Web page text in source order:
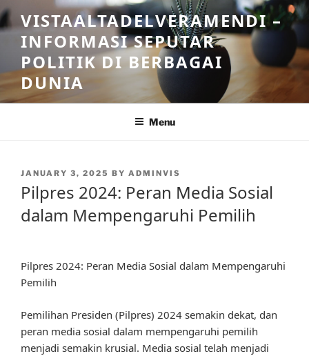
Skip
to
content
VISTAALTADELVERAMENDI –
INFORMASI SEPUTAR
POLITIK DI BERBAGAI
DUNIA
Menu
POSTED
ON
JANUARY 3, 2025 BY ADMINVIS
Pilpres 2024: Peran Media Sosial
dalam Mempengaruhi Pemilih
Pilpres 2024: Peran Media Sosial dalam Mempengaruhi
Pemilih
Pemilihan Presiden (Pilpres) 2024 semakin dekat, dan
peran media sosial dalam mempengaruhi pemilih
menjadi semakin krusial. Media sosial telah menjadi